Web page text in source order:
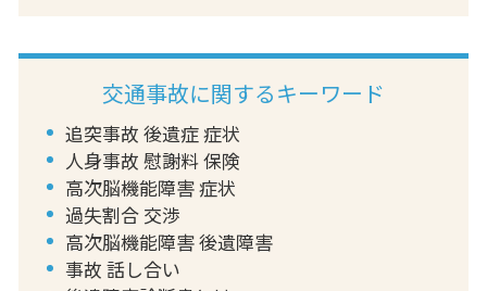
交通事故に関するキーワード
追突事故 後遺症 症状
人身事故 慰謝料 保険
高次脳機能障害 症状
過失割合 交渉
高次脳機能障害 後遺障害
事故 話し合い